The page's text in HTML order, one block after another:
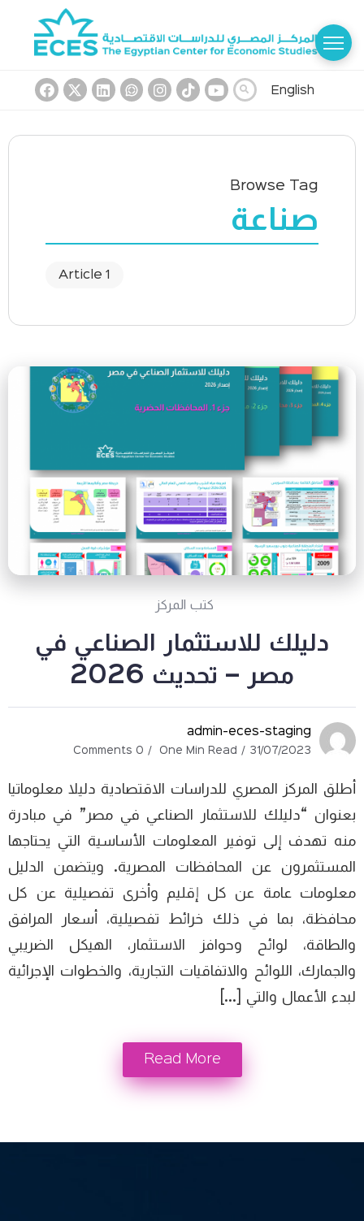
English
Browse Tag
صناعة
1 Article
كتب المركز
دليلك للاستثمار الصناعي في
مصر – تحديث 2026
admin-eces-staging
31/07/2023
One Min Read
0 Comments
أطلق المركز المصري للدراسات الاقتصادية دليلا معلوماتيا
بعنوان “دليلك للاستثمار الصناعي في مصر” في مبادرة
منه تهدف إلى توفير المعلومات الأساسية التي يحتاجها
المستثمرون عن المحافظات المصرية. ويتضمن الدليل
معلومات عامة عن كل إقليم وأخرى تفصيلية عن كل
محافظة، بما في ذلك خرائط تفصيلية، أسعار المرافق
والطاقة، لوائح وحوافز الاستثمار، الهيكل الضريبي
والجمارك، اللوائح والاتفاقيات التجارية، والخطوات الإجرائية
لبدء الأعمال والتي […]
Read More